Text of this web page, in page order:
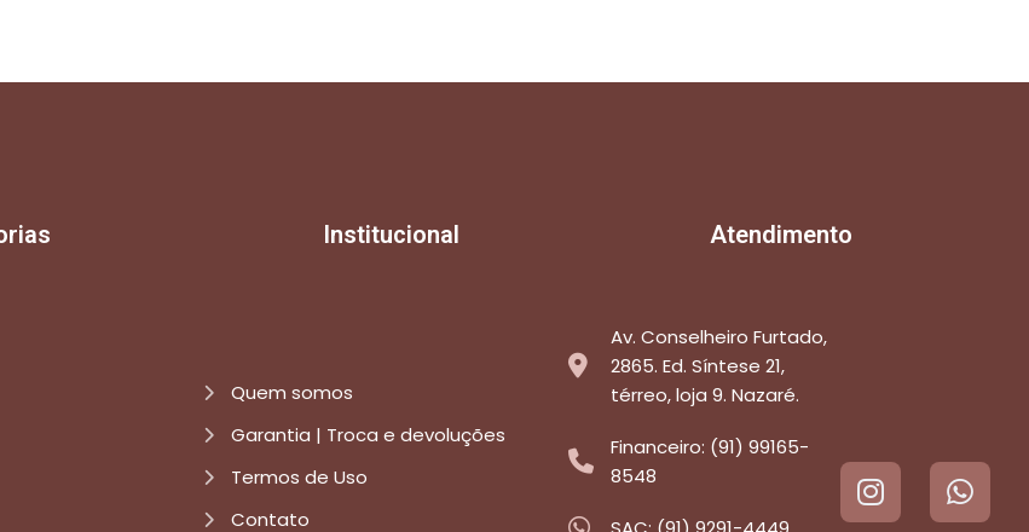
Institucional Atendimento
Quem somos
Garantia | Troca e devoluções
Termos de Uso
Contato
Av. Conselheiro Furtado,
2865. Ed. Síntese 21,
térreo, loja 9. Nazaré.
Financeiro: (91) 99165-
8548